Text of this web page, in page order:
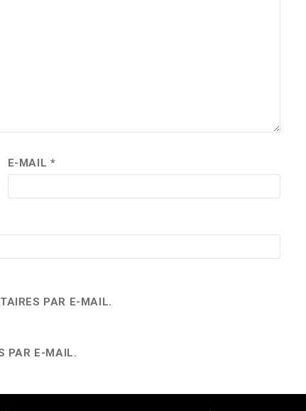
E-MAIL *
PAR E-MAIL.
PAR E-MAIL.